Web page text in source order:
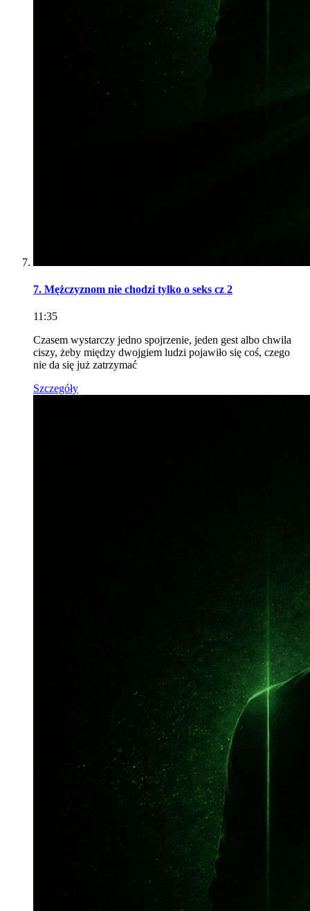
7. Mężczyznom nie chodzi tylko o seks cz 2
11:35
Czasem wystarczy jedno spojrzenie, jeden gest albo chwila
ciszy, żeby między dwojgiem ludzi pojawiło się coś, czego
nie da się już zatrzymać
Szczegóły